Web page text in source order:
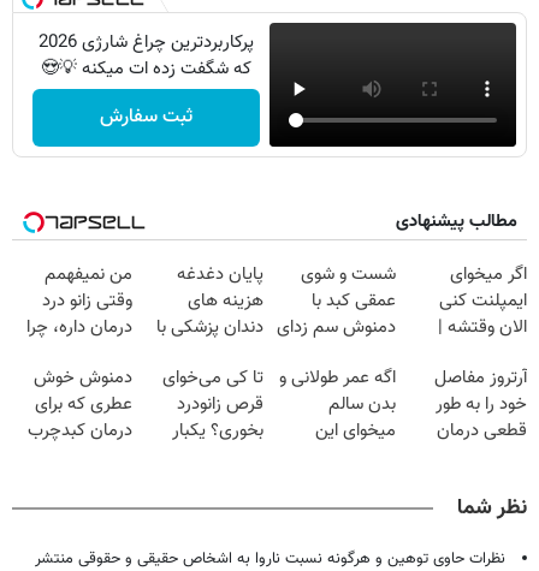
پرکاربردترین چراغ شارژی 2026
که شگفت زده ات میکنه 💡😍
ثبت سفارش
مطالب پیشنهادی
اگر میخوای
ایمپلنت کنی
الان وقتشه |
میلیون تومان!!!
شست و شوی
عمقی کبد با
دمنوش سم زدای
پایان دغدغه
هزینه های
دندان پزشکی با
خانگی
من نمیفهمم
وقتی زانو درد
درمان داره، چرا
تحمل میکنی؟❗
آرتروز مفاصل
خود را به طور
قطعی درمان
اگه عمر طولانی و
بدن سالم
میخوای این
تا کی می‌خوای
قرص زانودرد
بخوری؟ یکبار
دمنوش خوش
عطری که برای
درمان کبدچرب
نظر شما
نظرات حاوی توهین و هرگونه نسبت ناروا به اشخاص حقیقی و حقوقی منتشر